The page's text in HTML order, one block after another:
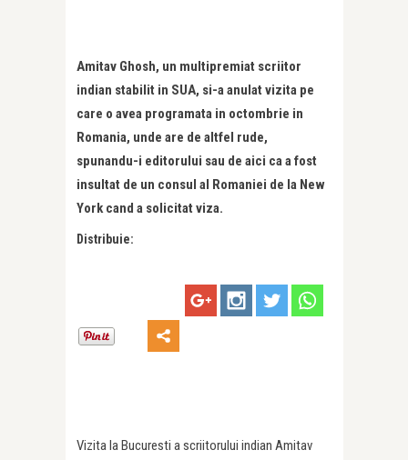
Amitav Ghosh, un multipremiat scriitor
indian stabilit in SUA, si-a anulat vizita pe
care o avea programata in octombrie in
Romania, unde are de altfel rude,
spunandu-i editorului sau de aici ca a fost
insultat de un consul al Romaniei de la New
York cand a solicitat viza.
Distribuie:
Vizita la Bucuresti a scriitorului indian Amitav